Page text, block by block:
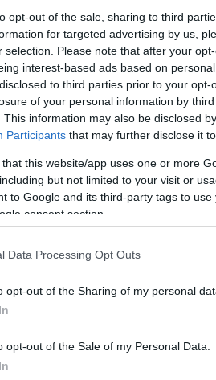
opt-out of the sale, sharing to third
for targeted advertising by us,
selection. Please note that after your
interest-based ads based on
to third parties prior to your
of your personal information by
This information may also be disclosed
Participants that may further disclose it
that this website/app uses one or more
but not limited to your visit or
to Google and its third-party tags to
consent section.
Data Processing Opt Outs
opt-out of the Sharing of my personal
opt-out of the Sale of my Personal Data.
σοβαρά άλλες δυο
παλικαρίσια. Ήταν το
καθήλωσε σε αναπηρικό
ήρθε το 2009, όταν από ένα
στον